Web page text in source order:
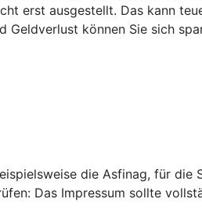
erst ausgestellt. Das kann
Geldverlust können Sie sich
die Asfinag, für die
Das Impressum sollte